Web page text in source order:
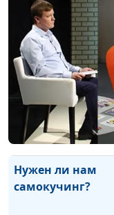
Пять языков
прощения
15 стадий гнева
Нужен ли нам
самокучинг?